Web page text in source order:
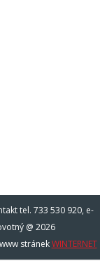
tel. 733 530 920, e-
@ 2026
stránekWINTERNET